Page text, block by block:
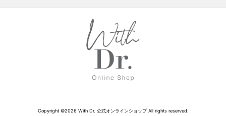
Copyright ©2026 With Dr. 公式オンラインショップ All rights reserved.